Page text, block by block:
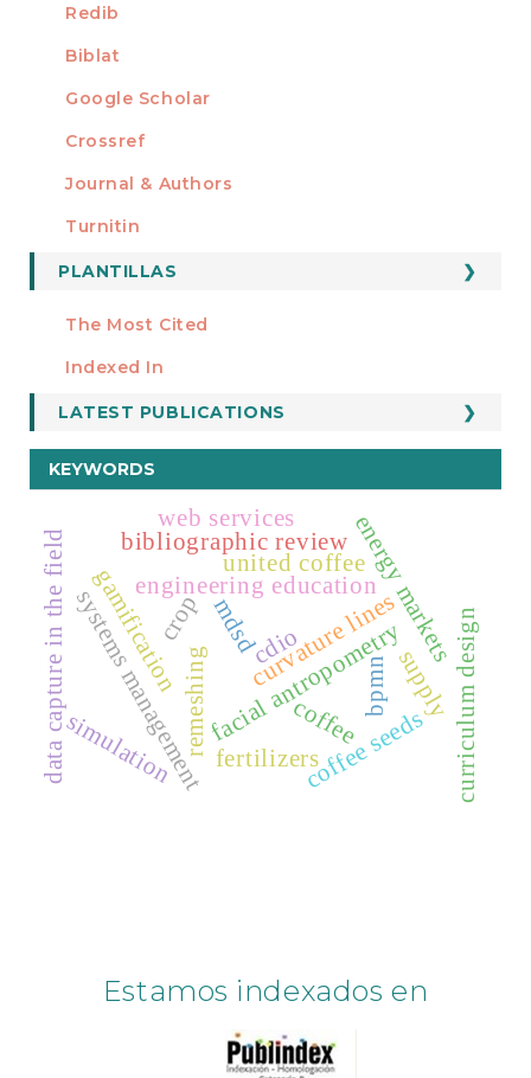
Redib
Biblat
Google Scholar
MIEMBRO DE
Crossref
Journal & Authors
Turnitin
FORMATOS
PLANTILLAS
Manuscript Template
ESTADÍSTICOS
The Most Cited
Indexed In
LATEST PUBLICATIONS
KEYWORDS
remeshing
curvature lines
facial antropometry
energy markets
bpmn
systems management curriculum design
engineering education
cdio
coffee
coffee seeds
crop
fertilizers
gamification
simulation
supply
united coffee
bibliographic review
web services
data capture in the field mdsd
Estamos indexados en